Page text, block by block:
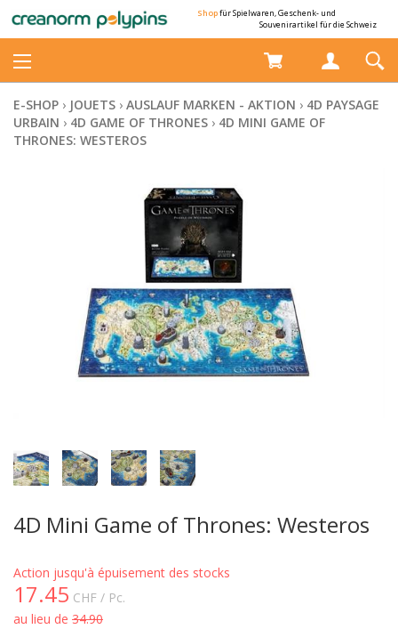
Shopfür Spielwaren, Geschenk- und
Souvenirartikel für die Schweiz
E-SHOP › JOUETS › AUSLAUF MARKEN - AKTION › 4D PAYSAGE
URBAIN › 4D GAME OF THRONES › 4D MINI GAME OF
THRONES: WESTEROS
4D Mini Game of Thrones: Westeros
Action jusqu'à épuisement des stocks
17.45 CHF / Pc.
au lieu de 34.90